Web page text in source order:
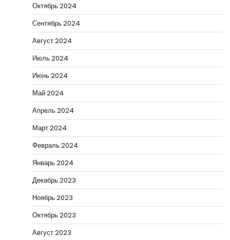
Октябрь 2024
Сентябрь 2024
Август 2024
Июль 2024
Июнь 2024
Май 2024
Апрель 2024
Март 2024
Февраль 2024
Январь 2024
Декабрь 2023
Ноябрь 2023
Октябрь 2023
Август 2023